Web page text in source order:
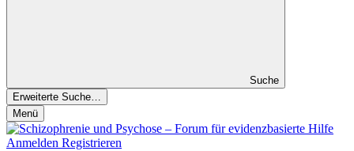
Suche
Erweiterte Suche…
Menü
Anmelden Registrieren